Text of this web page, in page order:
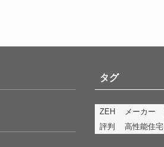
タグ
ZEH メーカー
評判
高性能住宅